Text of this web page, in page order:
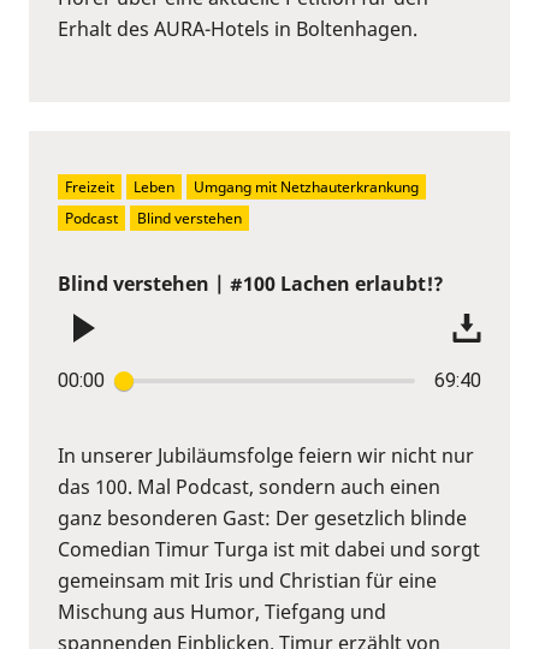
Erhalt des AURA-Hotels in Boltenhagen.
Blind verstehen | #100 Lachen erlaubt!?
00:00 69:40
In unserer Jubiläumsfolge feiern wir nicht nur
das 100. Mal Podcast, sondern auch einen
ganz besonderen Gast: Der gesetzlich blinde
Comedian Timur Turga ist mit dabei und sorgt
gemeinsam mit Iris und Christian für eine
Mischung aus Humor, Tiefgang und
spannenden Einblicken. Timur erzählt von
Freizeit Leben
Umgang mit Netzhauterkrankung
Podcast
Blind verstehen